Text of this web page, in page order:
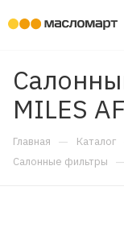
MILES
Главная — Каталог
Салонные фильтры —